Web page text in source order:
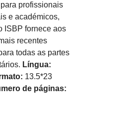
profissionais
e académicos,
ISBP fornece aos
recentes
todas as partes
Língua:
13.5*23
de páginas: